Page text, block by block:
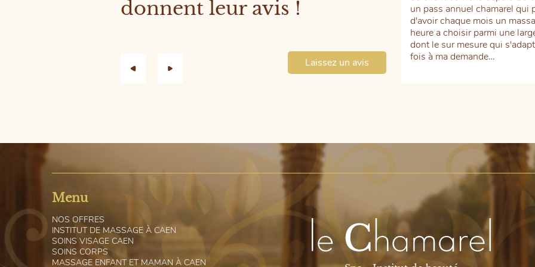
donnent leur avis !
Laissez un avis
un pass annuel chamarel qui
d'avoir chaque mois un
heure a choisir parmi une
dont le sur mesure qui
fois à ma demande…
Menu
NOS OFFRES
INSTITUT DE MASSAGE À CAEN
SOINS VISAGE CAEN
SOINS CORPS
MASSAGE ENFANT ET MAMAN À CAEN